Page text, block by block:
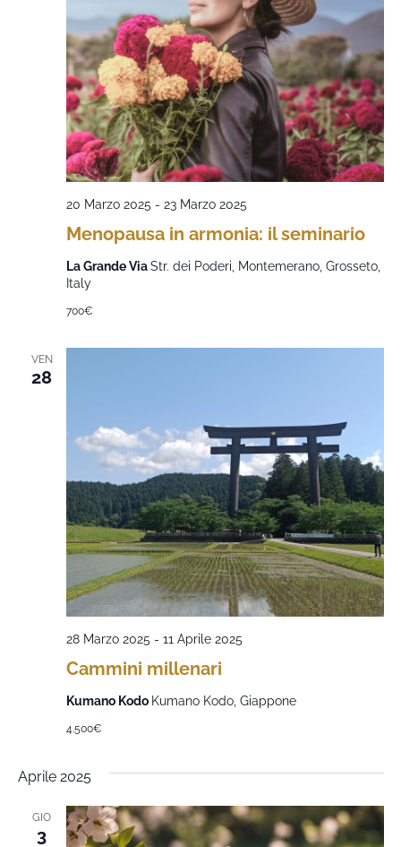
Menopausa in armonia: il seminario
20 Marzo 2025 - 23 Marzo 2025
La Grande ViaStr. dei Poderi, Montemerano, Grosseto,
Italy
700€
VEN
28
Cammini millenari
28 Marzo 2025 - 11 Aprile 2025
Kumano Kodo Kumano Kodo, Giappone
4.500€
Aprile 2025
GIO
3